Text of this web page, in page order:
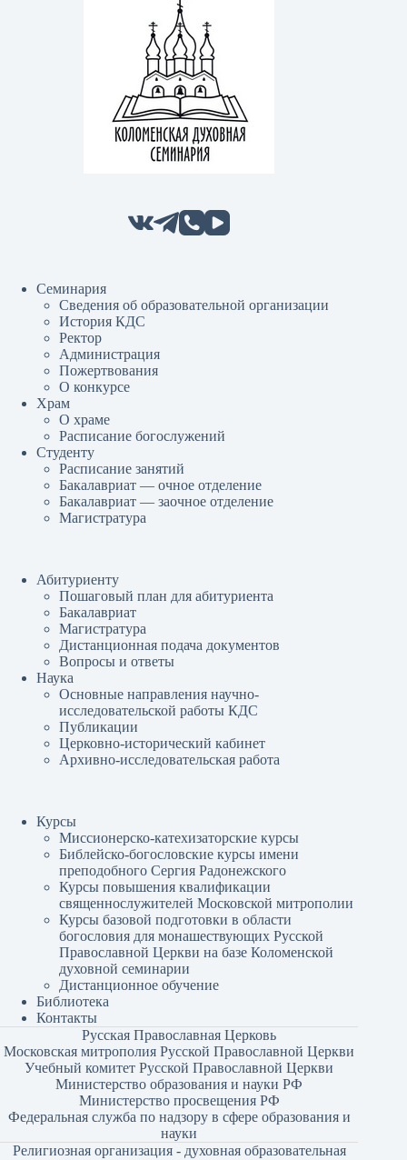
Семинария
Сведения об образовательной организации
История КДС
Ректор
Администрация
Пожертвования
О конкурсе
Храм
О храме
Расписание богослужений
Студенту
Расписание занятий
Бакалавриат — очное отделение
Бакалавриат — заочное отделение
Магистратура
Абитуриенту
Пошаговый план для абитуриента
Бакалавриат
Магистратура
Дистанционная подача документов
Вопросы и ответы
Наука
Основные направления научно-
исследовательской работы КДС
Публикации
Церковно-исторический кабинет
Архивно-исследовательская работа
Курсы
Миссионерско-катехизаторские курсы
Библейско-богословские курсы имени
преподобного Сергия Радонежского
Курсы повышения квалификации
священнослужителей Московской митрополии
Курсы базовой подготовки в области
богословия для монашествующих Русской
Православной Церкви на базе Коломенской
духовной семинарии
Дистанционное обучение
Библиотека
Контакты
Русская Православная Церковь
Московская митрополия Русской Православной Церкви
Учебный комитет Русской Православной Церкви
Министерство образования и науки РФ
Министерство просвещения РФ
Федеральная служба по надзору в сфере образования и
науки
Религиозная организация - духовная образовательная